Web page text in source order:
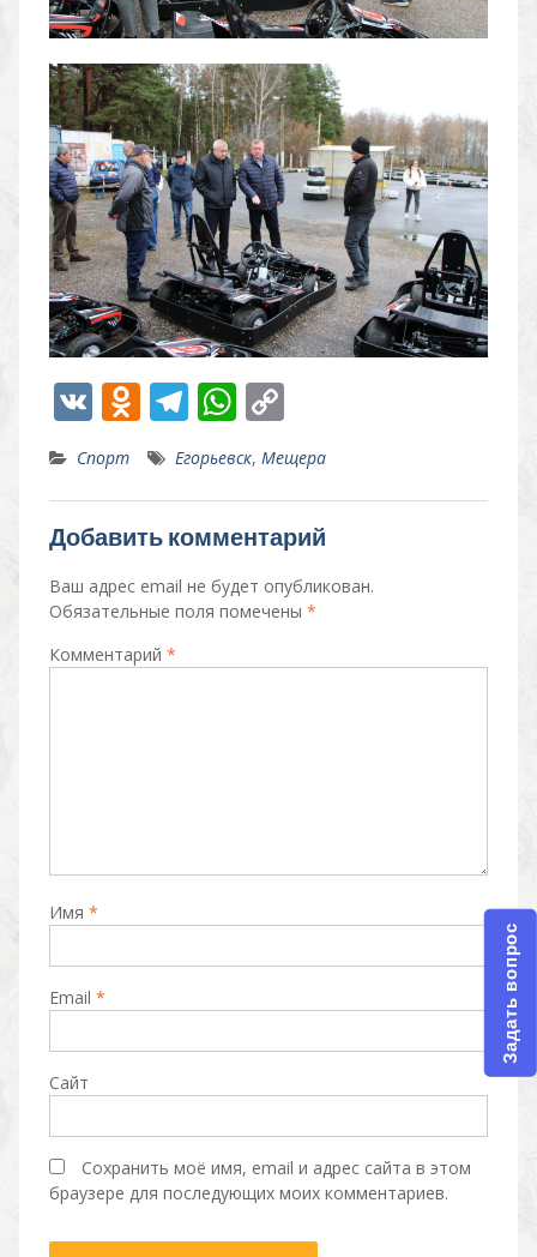
V O
d
n
o
kl
as
s
ni
T
e
gr
a
m
W
at
s
A
p
p
C
p
y
Li
n
k
Спорт Егорьевск, Мещера
Добавить комментарий
Ваш адрес email не будет опубликован.
Обязательные поля помечены *
Комментарий *
Имя *
Email *
Сайт
Сохранить моё имя, email и адрес сайта в этом
браузере для последующих моих комментариев.
Задать вопрос